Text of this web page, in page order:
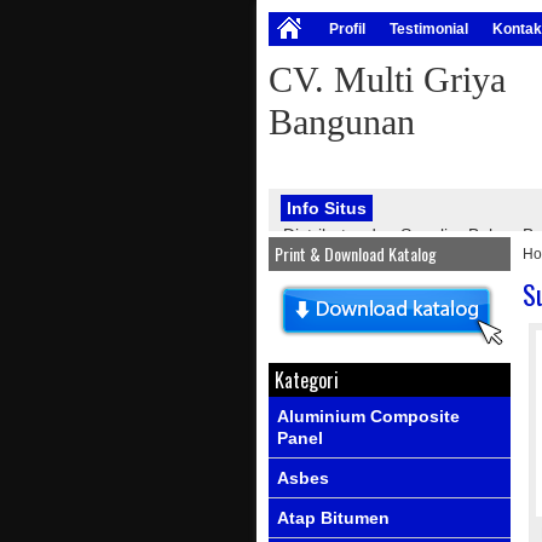
Profil Testimonial Kontak
CV. Multi Griya
Bangunan
Info Situs
Distributor dan Supplier Bahan
bangunan, seperti : atap
Info Produk
Ada produk-
Print & Download Katalog
Kategori
Aluminium Composite
Panel
Asbes
Atap Bitumen